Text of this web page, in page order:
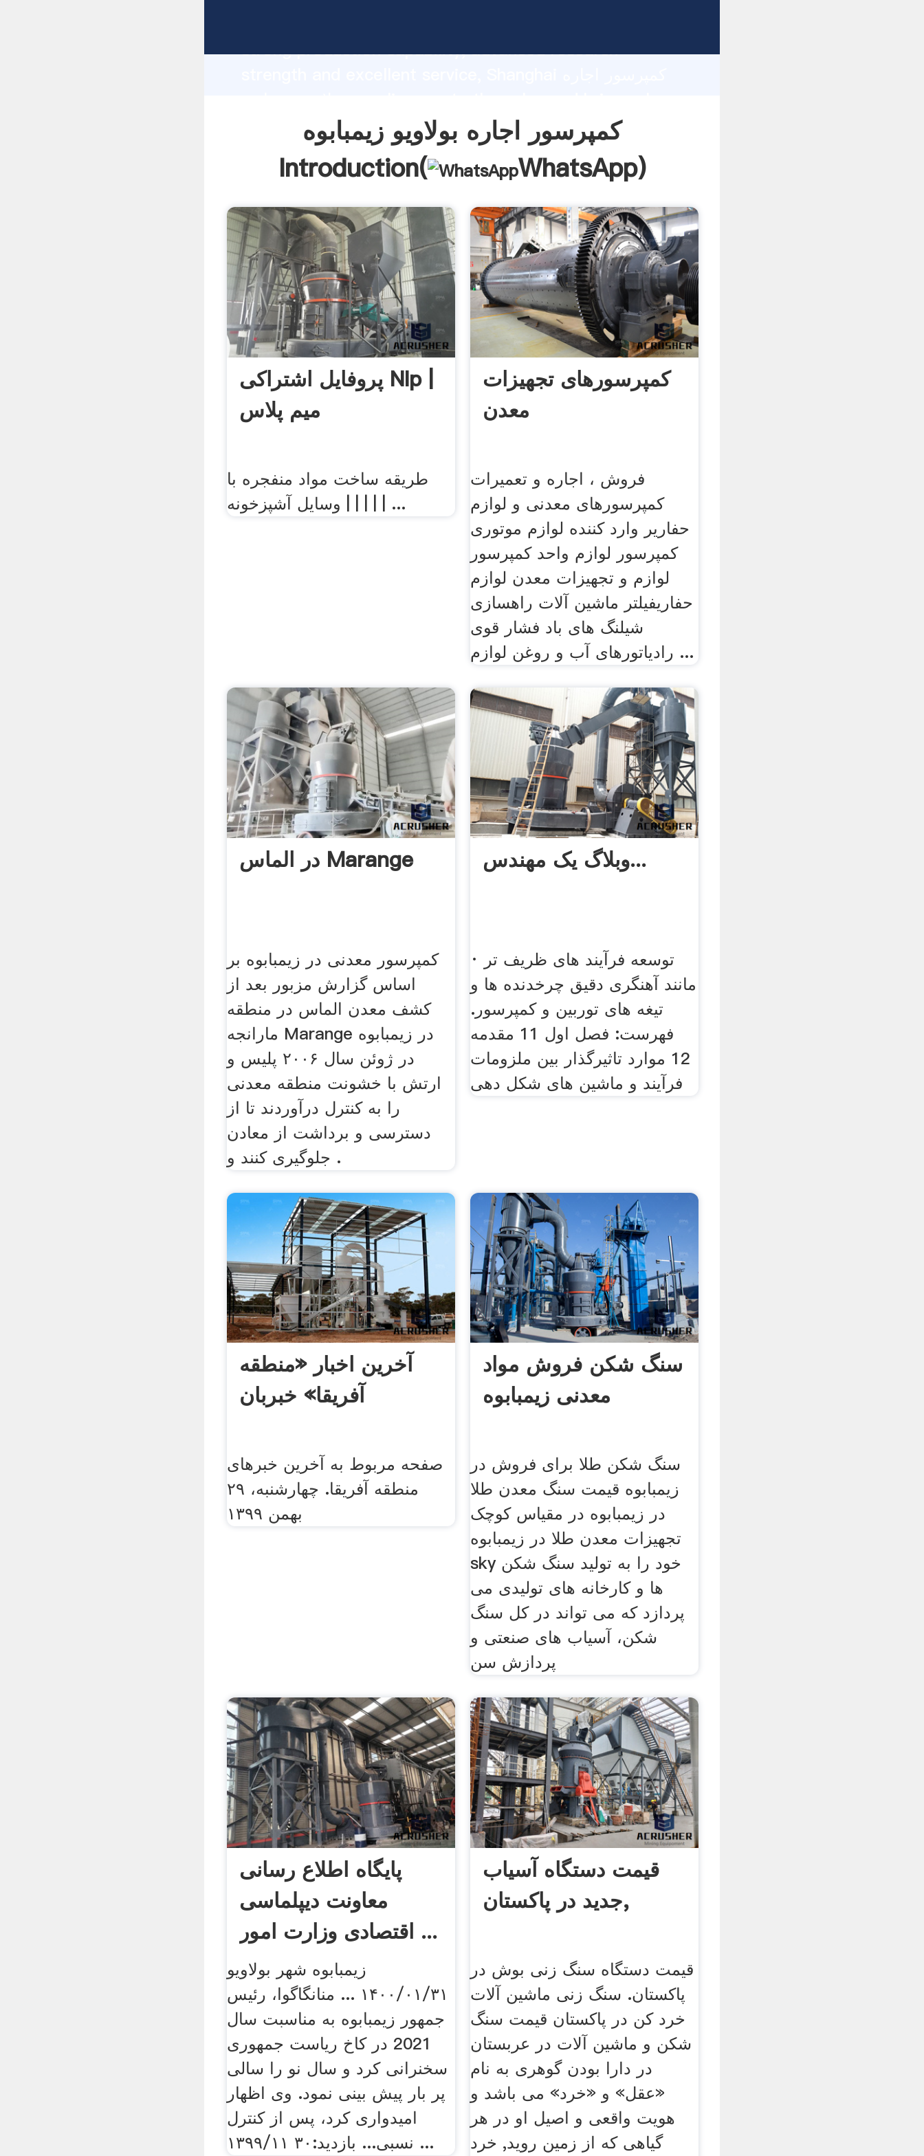
strong production capability, advanced research
to all of customers.
کمپرسور اجاره بولاویو زیمبابوه
Introduction(
WhatsApp)
پروفایل اشتراکی Nlp |
میم پلاس
طریقه ساخت مواد منفجره با
وسایل آشپزخونه | | | | | ...
کمپرسورهای تجهیزات
معدن
فروش ، اجاره و تعمیرات
کمپرسورهای معدنی و لوازم
حفاریر وارد کننده لوازم موتوری
کمپرسور لوازم واحد کمپرسور
لوازم و تجهیزات معدن لوازم
حفاریفیلتر ماشین آلات راهسازی
شیلنگ های باد فشار قوی
رادیاتورهای آب و روغن لوازم ...
در الماس Marange
کمپرسور معدنی در زیمبابوه بر
اساس گزارش مزبور بعد از
کشف معدن الماس در منطقه
مارانجه Marange در زیمبابوه
در ژوئن سال ۲۰۰۶ پلیس و
ارتش با خشونت منطقه معدنی
را به کنترل درآوردند تا از
دسترسی و برداشت از معادن
جلوگیری کنند و .
وبلاگ یک مهندس...
· توسعه فرآیند های ظریف تر
مانند آهنگری دقیق چرخدنده ها و
تیغه های توربین و کمپرسور.
فهرست: فصل اول 11 مقدمه
12 موارد تاثیرگذار بین ملزومات
فرآیند و ماشین های شکل دهی
آخرین اخبار «منطقه
آفریقا» خبربان
صفحه مربوط به آخرین خبرهای
منطقه آفریقا. چهارشنبه، ۲۹
بهمن ۱۳۹۹
سنگ شکن فروش مواد
معدنی زیمبابوه
سنگ شکن طلا برای فروش در
زیمبابوه قیمت سنگ معدن طلا
در زیمبابوه در مقیاس کوچک
تجهیزات معدن طلا در زیمبابوه
sky خود را به تولید سنگ شکن
ها و کارخانه های تولیدی می
پردازد که می تواند در کل سنگ
شکن، آسیاب های صنعتی و
پردازش سن
پایگاه اطلاع رسانی
معاونت دیپلماسی
اقتصادی وزارت امور ...
زیمبابوه شهر بولاویو
۱۴۰۰/۰۱/۳۱ ... منانگاگوا، رئیس
جمهور زیمبابوه به مناسبت سال
2021 در کاخ ریاست جمهوری
سخنرانی کرد و سال نو را سالی
پر بار پیش بینی نمود. وی اظهار
امیدواری کرد، پس از کنترل
نسبی... بازدید:۳۰ ۱۳۹۹/۱۱ ...
قیمت دستگاه آسیاب
جدید در پاکستان,
قیمت دستگاه سنگ زنی بوش در
پاکستان. سنگ زنی ماشین آلات
خرد کن در پاکستان قیمت سنگ
شکن و ماشین آلات در عربستان
در دارا بودن گوهری به نام
«عقل» و «خرد» می باشد و
هویت واقعی و اصیل او در هر
گیاهی که از زمین روید, خرد